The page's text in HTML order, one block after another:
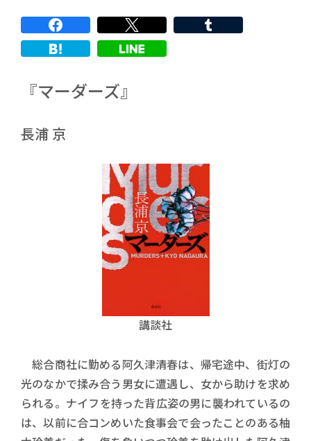
『マーダーズ』
長浦 京
講談社
総合商社に勤める阿久津清春は、帰宅途中、街灯の
光のなかで揉み合う男女に遭遇し、女から助けを求め
られる。ナイフを持った背広姿の男に襲われているの
は、以前に合コンめいた食事会で会ったことのある柚